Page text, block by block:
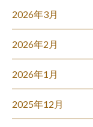
2026年3月
2026年2月
2026年1月
2025年12月